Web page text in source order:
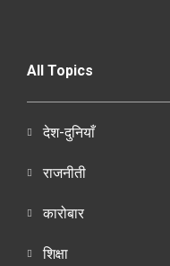
All Topics
देश-दुनियाँ
राजनीती
कारोबार
शिक्षा